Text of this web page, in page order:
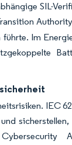
SIL-
Im
IEC